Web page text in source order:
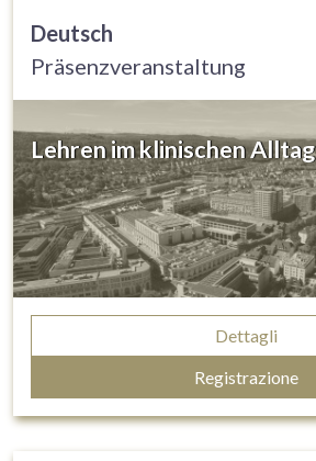
Deutsch
Präsenzveranstaltung
Lehren im klinischen Alltag
Dettagli
Registrazione